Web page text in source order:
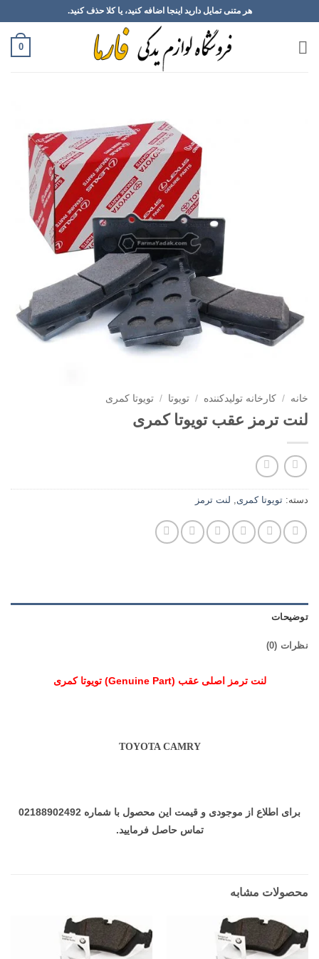
to
content
هر متنی تمایل دارید اینجا اضافه کنید، یا کلا حذف کنید.
0
خانه / کارخانه تولیدکننده / تویوتا / تویوتا کمری
لنت ترمز عقب تویوتا کمری
دسته: تویوتا کمری, لنت ترمز
توضیحات
نظرات (0)
لنت ترمز اصلی عقب (Genuine Part) تویوتا کمری
TOYOTA CAMRY
برای اطلاع از موجودی و قیمت این محصول با شماره 02188902492
تماس حاصل فرمایید.
محصولات مشابه